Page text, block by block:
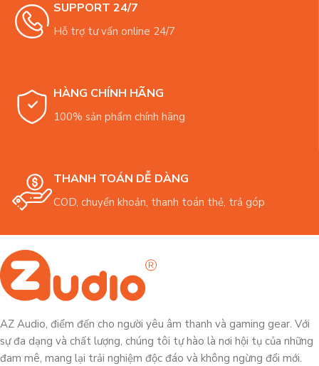
SUPPORT 24/7
Hỗ trợ tư vấn online 24/7
HÀNG CHÍNH HÃNG
100% sản phẩm chính hãng
THANH TOÁN DỄ DÀNG
COD, chuyển khoản, thanh toán thẻ, trả góp
AZ Audio, điểm đến cho người yêu âm thanh và gaming gear. Với
sự đa dạng và chất lượng, chúng tôi tự hào là nơi hội tụ của những
đam mê, mang lại trải nghiệm độc đáo và không ngừng đổi mới.